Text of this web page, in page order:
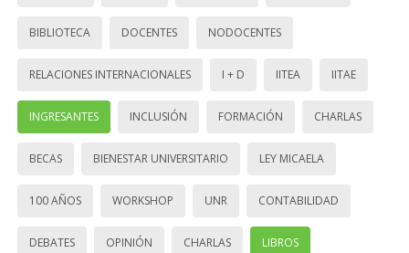
BIBLIOTECA DOCENTES NODOCENTES
RELACIONES INTERNACIONALES I + D IITEA IITAE
INGRESANTES INCLUSIÓN FORMACIÓN CHARLAS
BECAS BIENESTAR UNIVERSITARIO LEY MICAELA
100 AÑOS WORKSHOP UNR CONTABILIDAD
DEBATES OPINIÓN CHARLAS LIBROS